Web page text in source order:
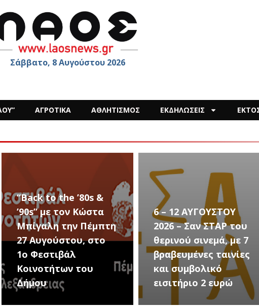
Σάββατο, 8 Αυγούστου 2026
ΑΓΡΟΤΙΚΑ ΑΘΛΗΤΙΣΜΟΣ ΕΚΔΗΛΩΣΕΙΣ
6 – 12 ΑΥΓΟΥΣΤΟΥ
2026 – Σαν ΣΤΑΡ του
θερινού σινεμά, με 7
βραβευμένες ταινίες
και συμβολικό
εισιτήριο 2 ευρώ
Ο Sidarta έρχεται
στην Αλεξάνδρεια
για την μεγάλη
συναυλία του
Καλοκαιριού την
Τρίτη 18 Αυγούστου